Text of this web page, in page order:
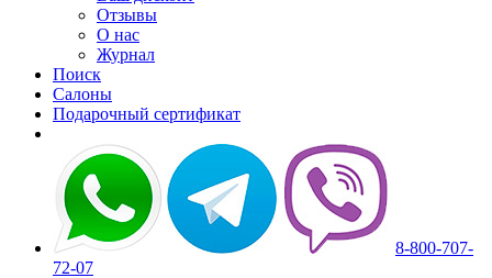
Отзывы
О нас
Журнал
Поиск
Салоны
Подарочный сертификат
8-800-707-
72-07